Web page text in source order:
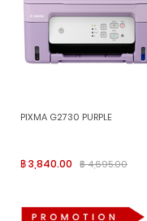
PIXMA G2730 PURPLE
฿ 3,840.00 ฿ 4,695.00